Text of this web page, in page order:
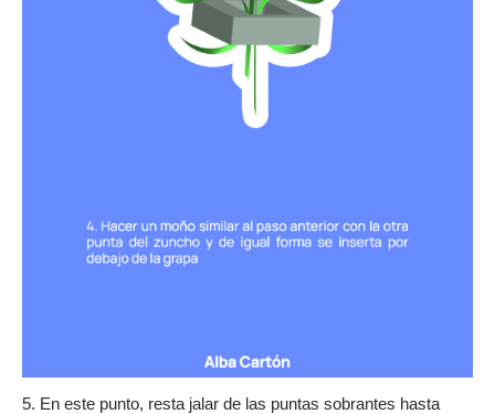
5. En este punto, resta jalar de las puntas sobrantes hasta